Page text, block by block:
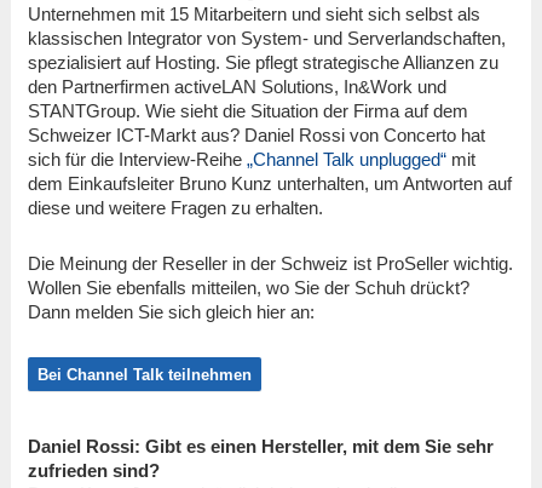
Unternehmen mit 15 Mitarbeitern und sieht sich selbst als
klassischen Integrator von System- und Serverlandschaften,
spezialisiert auf Hosting. Sie pflegt strategische Allianzen zu
den Partnerfirmen activeLAN Solutions, In&Work und
STANTGroup. Wie sieht die Situation der Firma auf dem
Schweizer ICT-Markt aus? Daniel Rossi von Concerto hat
sich für die Interview-Reihe „Channel Talk unplugged“mit
dem Einkaufsleiter Bruno Kunz unterhalten, um Antworten auf
diese und weitere Fragen zu erhalten.
Die Meinung der Reseller in der Schweiz ist ProSeller wichtig.
Wollen Sie ebenfalls mitteilen, wo Sie der Schuh drückt?
Dann melden Sie sich gleich hier an:
Bei Channel Talk teilnehmen
Daniel Rossi: Gibt es einen Hersteller, mit dem Sie sehr
zufrieden sind?